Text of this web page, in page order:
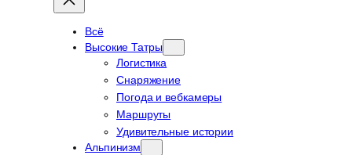
Всё
Высокие Татры
Логистика
Снаряжение
Погода и вебкамеры
Маршруты
Удивительные истории
Альпинизм